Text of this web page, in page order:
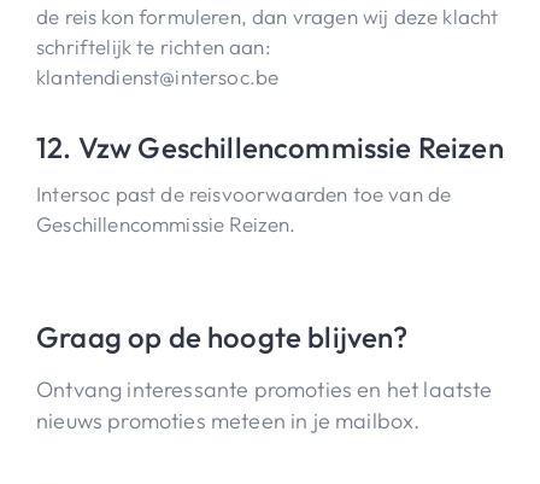
de reis kon formuleren, dan vragen wij deze klacht
schriftelijk te richten aan:
klantendienst@intersoc.be
12. Vzw Geschillencommissie Reizen
Intersoc past de reisvoorwaarden toe van de
Geschillencommissie Reizen.
Graag op de hoogte blijven?
Ontvang interessante promoties en het laatste
nieuws promoties meteen in je mailbox.